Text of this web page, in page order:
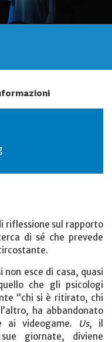
riflessione sul rapporto
di sé che prevede
non esce di casa, quasi
che gli psicologi
“chi si è ritirato, chi
ha abbandonato
videogame.
Us, il
giornate, diviene